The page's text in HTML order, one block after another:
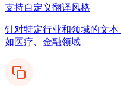
支持自定义翻译风格
针对特定行业和领域的文
如医疗、金融领域